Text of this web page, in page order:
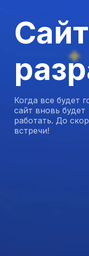
Когда все будет
сайт вновь будет
работать. До
встречи!